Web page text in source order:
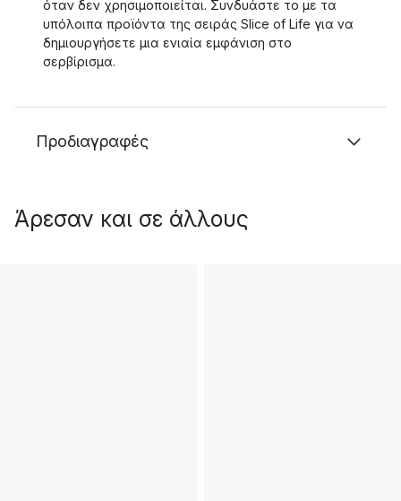
όταν δεν χρησιμοποιείται. Συνδυάστε το με τα
υπόλοιπα προϊόντα της σειράς Slice of Life για να
δημιουργήσετε μια ενιαία εμφάνιση στο
σερβίρισμα.
Προδιαγραφές
Άρεσαν και σε άλλους